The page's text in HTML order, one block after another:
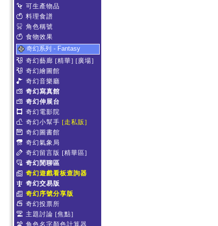
可生產物品
料理食譜
角色稱號
食物效果
奇幻系列 - Fantasy
奇幻藝廊 [精華] [廣場]
奇幻繪圖館
奇幻音樂廳
奇幻寫真館
奇幻伸展台
奇幻電影院
奇幻小幫手 [走私販]
奇幻圖書館
奇幻氣象局
奇幻留言版 [精華區]
奇幻閒聊區
奇幻遊戲看板查詢器
奇幻交易版
奇幻序號分享版
奇幻投票所
主題討論 [焦點]
角色名字顏色計算器